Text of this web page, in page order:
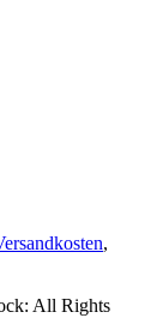
,
All Rights